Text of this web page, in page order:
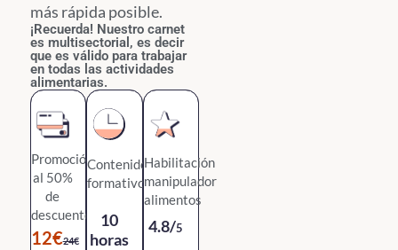
más rápida posible.
¡Recuerda! Nuestro carnet
es multisectorial, es decir
que es válido para trabajar
en todas las actividades
alimentarias.
Promoción
al 50%
de
descuento.
12€24€
Contenido
formativo
10
horas
Habilitación
manipulador
alimentos
4.8/5